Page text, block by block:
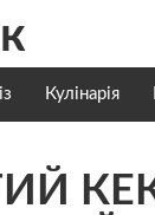
Кулінарія